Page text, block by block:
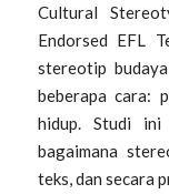
Cultural
Endorsed EFL
stereotip
beberapa cara:
hidup. Studi ini
bagaimana
teks, dan secara